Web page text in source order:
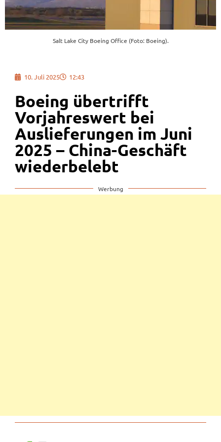
Salt Lake City Boeing Office (Foto: Boeing).
10. Juli 2025 12:43
Boeing übertrifft
Vorjahreswert bei
Auslieferungen im Juni
2025 – China-Geschäft
wiederbelebt
Werbung